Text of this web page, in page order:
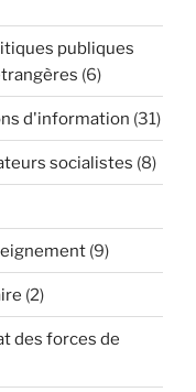
publiques
(6)
d'information (31)
socialistes (8)
(9)
(2)
des forces de